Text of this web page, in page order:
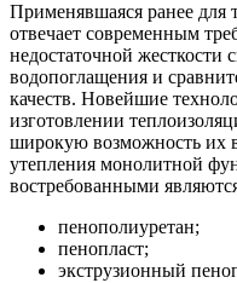
Применявшаяся ранее для
отвечает современным
недостаточной жесткости
водопоглащения и
качеств. Новейшие
изготовлении
широкую возможность их
утепления монолитной
востребованными
пенополиуретан;
пенопласт;
экструзионный